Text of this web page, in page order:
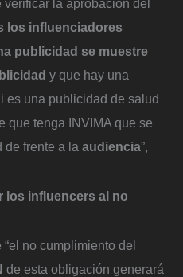
la aprobación del
los influenciadores
publicidad se muestre
y que hay una
es una publicidad de salud
que tenga INVIMA que se
de frente a la audiencia”,
los influencers al no
no cumplimiento del
de esta obligación generará